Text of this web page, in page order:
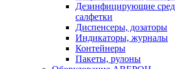
Дезинфицирующие
салфетки
Диспенсеры, дозаторы
Индикаторы, журналы
Контейнеры
Пакеты, рулоны